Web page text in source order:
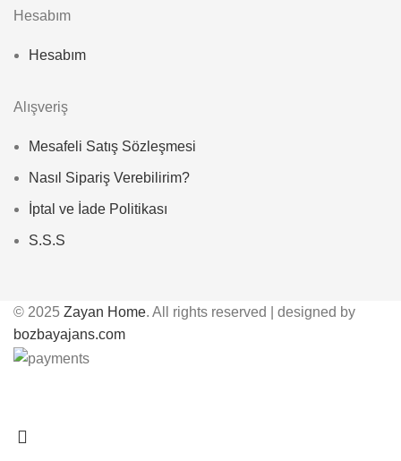
Hesabım
Hesabım
Alışveriş
Mesafeli Satış Sözleşmesi
Nasıl Sipariş Verebilirim?
İptal ve İade Politikası
S.S.S
© 2025 Zayan Home. All rights reserved | designed by
bozbayajans.com